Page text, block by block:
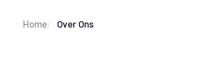
Home Over Ons